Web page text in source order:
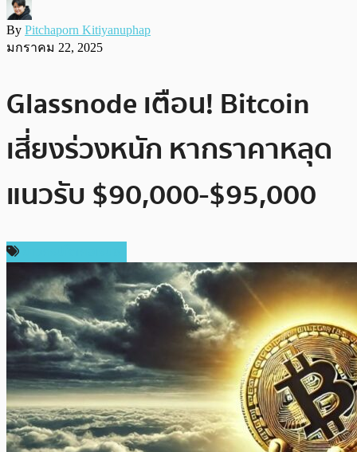
By Pitchaporn Kitiyanuphap
มกราคม 22, 2025
Glassnode เตือน! Bitcoin
เสี่ยงร่วงหนัก หากราคาหลุด
แนวรับ $90,000-$95,000